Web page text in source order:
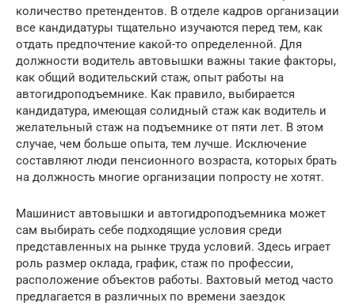
количество претендентов. В отделе кадров организации
все кандидатуры тщательно изучаются перед тем, как
отдать предпочтение какой-то определенной. Для
должности водитель автовышки важны такие факторы,
как общий водительский стаж, опыт работы на
автогидроподъемнике. Как правило, выбирается
кандидатура, имеющая солидный стаж как водитель и
желательный стаж на подъемнике от пяти лет. В этом
случае, чем больше опыта, тем лучше. Исключение
составляют люди пенсионного возраста, которых брать
на должность многие организации попросту не хотят.
Машинист автовышки и автогидроподъемника может
сам выбирать себе подходящие условия среди
представленных на рынке труда условий. Здесь играет
роль размер оклада, график, стаж по профессии,
расположение объектов работы. Вахтовый метод часто
предлагается в различных по времени заездок